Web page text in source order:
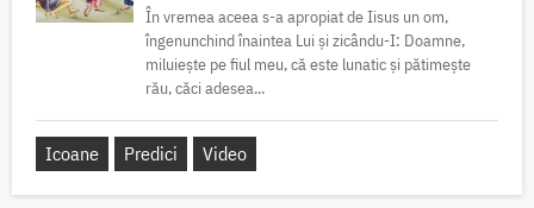
În vremea aceea s-a apropiat de Iisus un om,
îngenunchind înaintea Lui și zicându-I: Doamne,
miluiește pe fiul meu, că este lunatic și pătimește
rău, căci adesea...
Icoane Predici Video